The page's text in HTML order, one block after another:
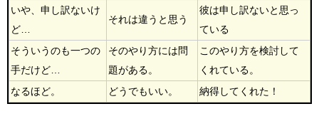
いや、申し訳ないけ
ど…
それは違うと思う
彼は申し訳ないと思っ
ている
そういうのも一つの
手だけど…
そのやり方には問
題がある。
このやり方を検討して
くれている。
なるほど。
どうでもいい。 納得してくれた！